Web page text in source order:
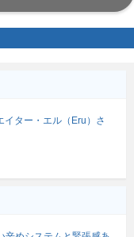
イター・エル（Eru）さ